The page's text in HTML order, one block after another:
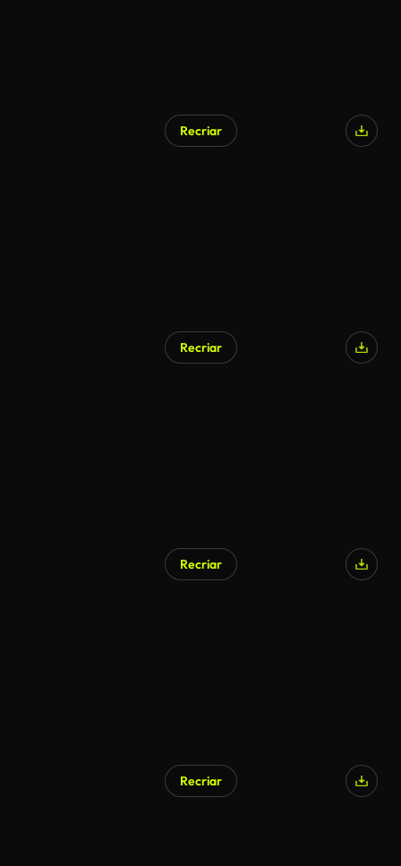
Recriar
Recriar
Recriar
Recriar